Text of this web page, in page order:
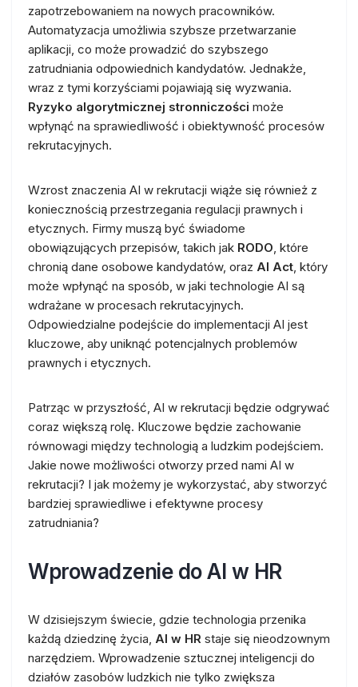
zapotrzebowaniem na nowych pracowników.
Automatyzacja umożliwia szybsze przetwarzanie
aplikacji, co może prowadzić do szybszego
zatrudniania odpowiednich kandydatów. Jednakże,
wraz z tymi korzyściami pojawiają się wyzwania.
Ryzyko algorytmicznej stronniczości może
wpłynąć na sprawiedliwość i obiektywność procesów
rekrutacyjnych.
Wzrost znaczenia AI w rekrutacji wiąże się również z
koniecznością przestrzegania regulacji prawnych i
etycznych. Firmy muszą być świadome
obowiązujących przepisów, takich jak RODO, które
chronią dane osobowe kandydatów, oraz AI Act, który
może wpłynąć na sposób, w jaki technologie AI są
wdrażane w procesach rekrutacyjnych.
Odpowiedzialne podejście do implementacji AI jest
kluczowe, aby uniknąć potencjalnych problemów
prawnych i etycznych.
Patrząc w przyszłość, AI w rekrutacji będzie odgrywać
coraz większą rolę. Kluczowe będzie zachowanie
równowagi między technologią a ludzkim podejściem.
Jakie nowe możliwości otworzy przed nami AI w
rekrutacji? I jak możemy je wykorzystać, aby stworzyć
bardziej sprawiedliwe i efektywne procesy
zatrudniania?
Wprowadzenie do AI w HR
W dzisiejszym świecie, gdzie technologia przenika
każdą dziedzinę życia, AI w HR staje się nieodzownym
narzędziem. Wprowadzenie sztucznej inteligencji do
działów zasobów ludzkich nie tylko zwiększa